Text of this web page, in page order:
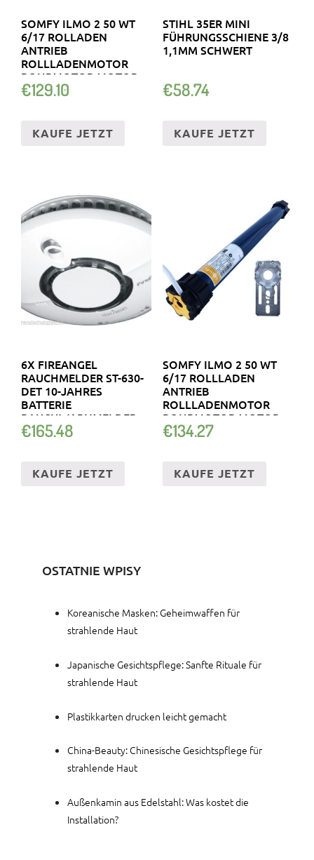
SOMFY ILMO 2 50 WT
6/17 ROLLADEN
ANTRIEB
ROLLLADENMOTOR
ROHRMOTOR MOTOR
ROLLO
€129.10
KAUFE JETZT
STIHL 35ER MINI
FÜHRUNGSSCHIENE 3/8
1,1MM SCHWERT
€58.74
KAUFE JETZT
6X FIREANGEL
RAUCHMELDER ST-630-
DET 10-JAHRES
BATTERIE
RAUCHWARNMELDER
€165.48
KAUFE JETZT
SOMFY ILMO 2 50 WT
6/17 ROLLLADEN
ANTRIEB
ROLLLADENMOTOR
ROHRMOTOR MOTOR
ROLLO
€134.27
KAUFE JETZT
OSTATNIE WPISY
Koreanische Masken: Geheimwaffen für
strahlende Haut
Japanische Gesichtspflege: Sanfte Rituale für
strahlende Haut
Plastikkarten drucken leicht gemacht
China-Beauty: Chinesische Gesichtspflege für
strahlende Haut
Außenkamin aus Edelstahl: Was kostet die
Installation?